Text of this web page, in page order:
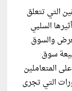
التي تتعلق
السلبي
والسوق
سوق
المتعاملين
التي تجرى